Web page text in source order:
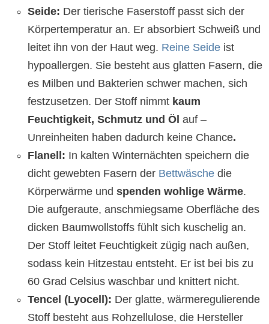
Seide: Der tierische Faserstoff passt sich der
Körpertemperatur an. Er absorbiert Schweiß und
leitet ihn von der Haut weg. Reine Seide ist
hypoallergen. Sie besteht aus glatten Fasern, die
es Milben und Bakterien schwer machen, sich
festzusetzen. Der Stoff nimmt kaum
Feuchtigkeit, Schmutz und Öl auf –
Unreinheiten haben dadurch keine Chance.
Flanell: In kalten Winternächten speichern die
dicht gewebten Fasern der Bettwäsche die
Körperwärme und spenden wohlige Wärme.
Die aufgeraute, anschmiegsame Oberfläche des
dicken Baumwollstoffs fühlt sich kuschelig an.
Der Stoff leitet Feuchtigkeit zügig nach außen,
sodass kein Hitzestau entsteht. Er ist bei bis zu
60 Grad Celsius waschbar und knittert nicht.
Tencel (Lyocell): Der glatte, wärmeregulierende
Stoff besteht aus Rohzellulose, die Hersteller